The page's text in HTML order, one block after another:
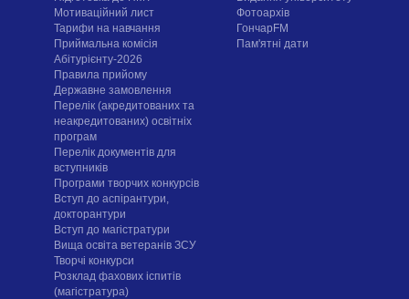
Мотиваційний лист
Тарифи на навчання
Приймальна комісія
Абітурієнту-2026
Правила прийому
Державне замовлення
Перелік (акредитованих та
неакредитованих) освітніх
програм
Перелік документів для
вступників
Програми творчих конкурсiв
Вступ до аспірантури,
докторантури
Вступ до магістратури
Вища освіта ветеранів ЗСУ
Творчі конкурси
Розклад фахових іспитів
(магістратура)
Фотоархів
ГончарFM
Пам'ятні дати